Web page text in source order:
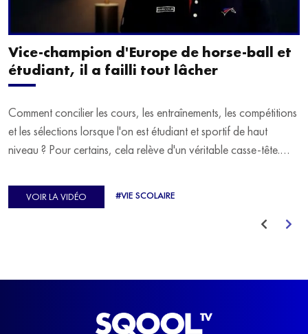
Vice-champion d'Europe de horse-ball et
étudiant, il a failli tout lâcher
Comment concilier les cours, les entraînements, les compétitions
et les sélections lorsque l'on est étudiant et sportif de haut
niveau ? Pour certains, cela relève d'un véritable casse-tête.
d'Europe de Horse-ball, qui a failli abandonner ses études
avant de trouver un nouvel équilibre.
VOIR LA VIDÉO #VIE SCOLAIRE